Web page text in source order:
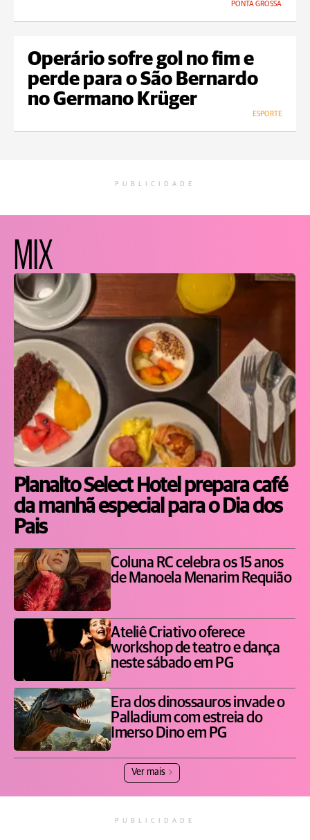
PONTA GROSSA
Operário sofre gol no fim e
perde para o São Bernardo
no Germano Krüger
ESPORTE
PUBLICIDADE
MIX
Planalto Select Hotel prepara café
da manhã especial para o Dia dos
Pais
Coluna RC celebra os 15 anos
de Manoela Menarim Requião
Ateliê Criativo oferece
workshop de teatro e dança
neste sábado em PG
Era dos dinossauros invade o
Palladium com estreia do
Imerso Dino em PG
Ver mais
PUBLICIDADE